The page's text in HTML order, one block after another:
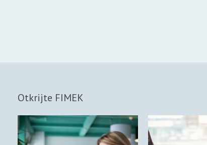
Otkrijte FIMEK